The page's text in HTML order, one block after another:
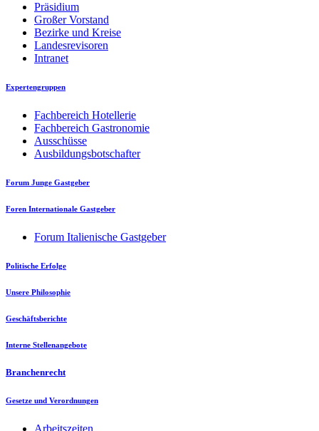
Präsidium
Großer Vorstand
Bezirke und Kreise
Landesrevisoren
Intranet
Expertengruppen
Fachbereich Hotellerie
Fachbereich Gastronomie
Ausschüsse
Ausbildungsbotschafter
Forum Junge Gastgeber
Foren Internationale Gastgeber
Forum Italienische Gastgeber
Politische Erfolge
Unsere Philosophie
Geschäftsberichte
Interne Stellenangebote
Branchenrecht
Gesetze und Verordnungen
Arbeitszeiten